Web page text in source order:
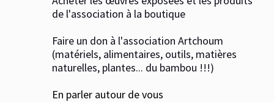
de l'association à la boutique
Faire un don à l'association Artchoum
(matériels, alimentaires, outils, matières
naturelles, plantes... du bambou !!!)
En parler autour de vous